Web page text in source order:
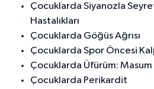
Çocuklarda Siyanozla
Hastalıkları
Çocuklarda Göğüs Ağrısı
Çocuklarda Spor Öncesi
Çocuklarda Üfürüm:
Çocuklarda Perikardit